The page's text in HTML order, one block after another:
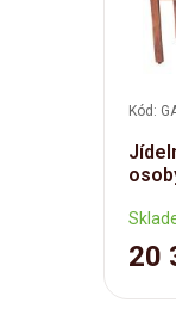
Kód:
20